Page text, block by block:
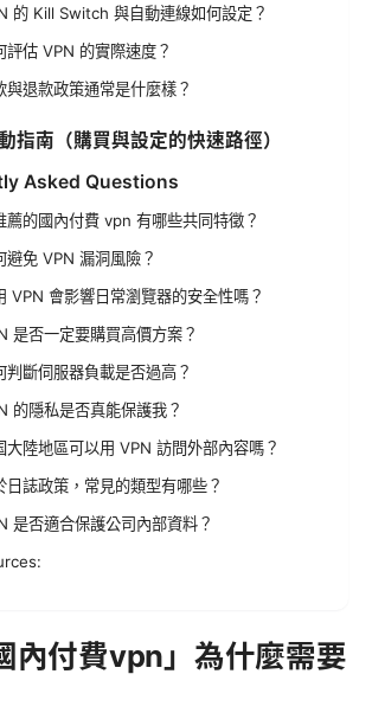
的 Kill Switch 與自動連線如何設定？
評估 VPN 的實際速度？
與退款政策通常是什麼樣？
指南（購買與設定的快速路徑）
Asked Questions
薦的國內付費 vpn 有哪些共同特徵？
避免 VPN 漏洞風險？
VPN 會影響日常瀏覽器的安全性嗎？
是否一定要購買高價方案？
判斷伺服器負載是否過高？
的隱私是否真能保護我？
大陸地區可以用 VPN 訪問外部內容嗎？
日誌政策，常見的類型有哪些？
是否適合保護公司內部資料？
內付費vpn」為什麼需要